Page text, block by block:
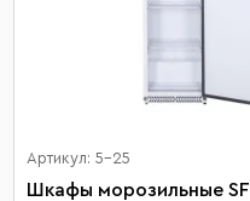
Артикул: 5-25
Шкафы морозильные SF